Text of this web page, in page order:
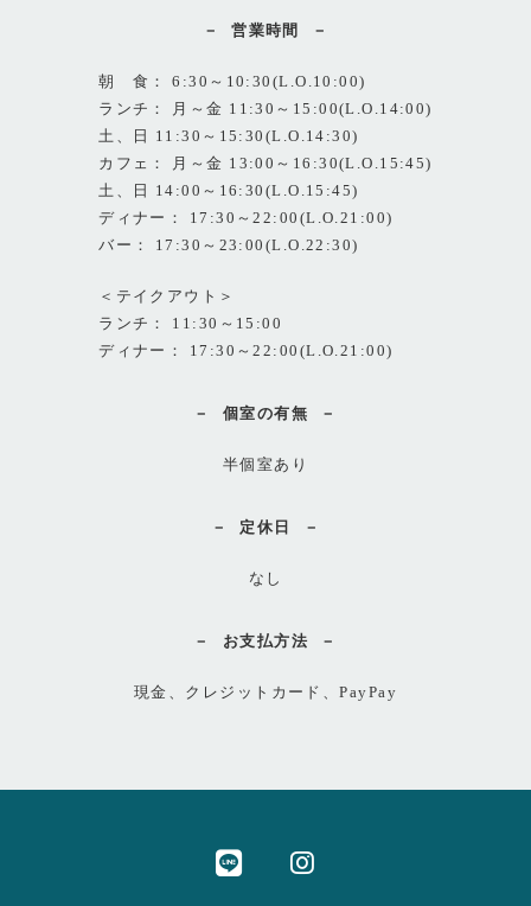
営業時間
朝 食： 6:30～10:30(L.O.10:00)
ランチ： 月～金 11:30～15:00(L.O.14:00)
土、日 11:30～15:30(L.O.14:30)
カフェ： 月～金 13:00～16:30(L.O.15:45)
土、日 14:00～16:30(L.O.15:45)
ディナー： 17:30～22:00(L.O.21:00)
バー： 17:30～23:00(L.O.22:30)
＜テイクアウト＞
ランチ： 11:30～15:00
ディナー： 17:30～22:00(L.O.21:00)
個室の有無
半個室あり
定休日
なし
お支払方法
現金、クレジットカード、PayPay